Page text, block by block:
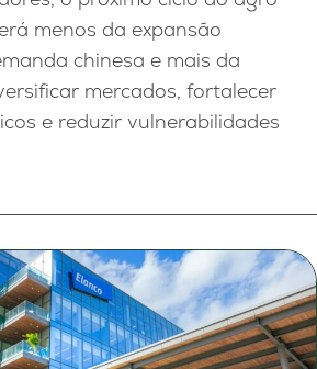
menos da expansão
chinesa e mais da
mercados, fortalecer
e reduzir vulnerabilidades